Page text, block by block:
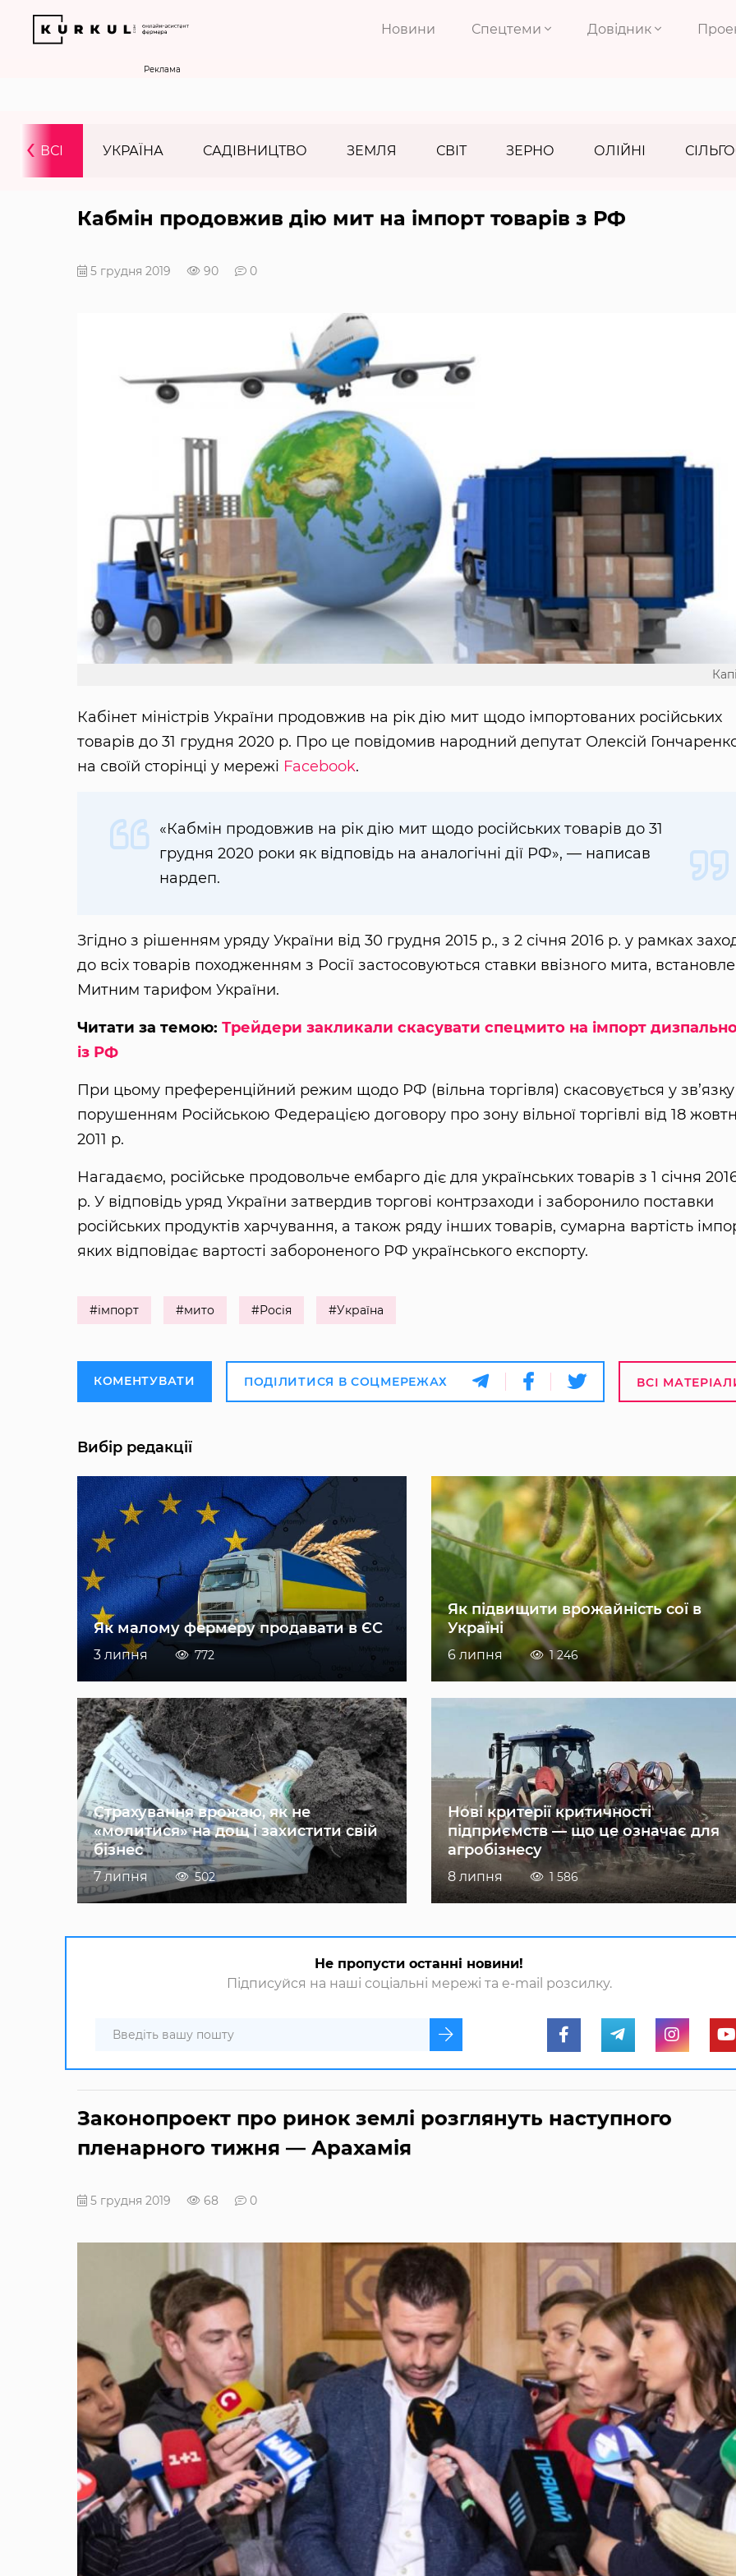
Новини Спецтеми Довідник
Реклама
ВСІ УКРАЇНА САДІВНИЦТВО ЗЕМЛЯ СВІТ ЗЕРНО ОЛІЙНІ
‹
Кабмін продовжив дію мит на імпорт товарів з РФ
5 грудня 2019 90 0
Кабінет міністрів України продовжив на рік дію мит щодо імпортованих російських
товарів до 31 грудня 2020 р. Про це повідомив народний депутат Олексій
на своїй сторінці у мережі Facebook.
«Кабмін продовжив на рік дію мит щодо російських товарів до 31
грудня 2020 роки як відповідь на аналогічні дії РФ», — написав
нардеп.
Згідно з рішенням уряду України від 30 грудня 2015 р., з 2 січня 2016 р. у рамках
до всіх товарів походженням з Росії застосовуються ставки ввізного мита,
Митним тарифом України.
Читати за темою: Трейдери закликали скасувати спецмито на імпорт
із РФ
При цьому преференційний режим щодо РФ (вільна торгівля) скасовується у зв’язку
порушенням Російською Федерацією договору про зону вільної торгівлі від 18
2011 р.
Нагадаємо, російське продовольче ембарго діє для українських товарів з 1 січня
р. У відповідь уряд України затвердив торгові контрзаходи і заборонило поставки
російських продуктів харчування, а також ряду інших товарів, сумарна вартість
яких відповідає вартості забороненого РФ українського експорту.
#імпорт #мито #Росія #Україна
КОМЕНТУВАТИ ПОДІЛИТИСЯ В СОЦМЕРЕЖАХ ВСІ
Вибір редакції
Як малому фермеру продавати в ЄС
3 липня 772
Як підвищити врожайність сої в
Україні
6 липня 1 246
Страхування врожаю, як не
«молитися» на дощ і захистити свій
бізнес
7 липня 502
Нові критерії критичності
підприємств — що це означає для
агробізнесу
8 липня 1 586
Не пропусти останні новини!
Підписуйся на наші соціальні мережі та e-mail розсилку.
Законопроект про ринок землі розглянуть наступного
пленарного тижня — Арахамія
5 грудня 2019 68 0